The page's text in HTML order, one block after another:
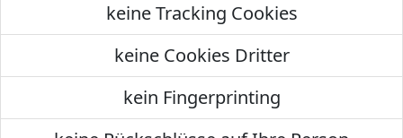
keine Tracking Cookies
keine Cookies Dritter
kein Fingerprinting